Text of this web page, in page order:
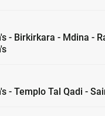
- Birkirkara - Mdina -
- Templo Tal Qadi -